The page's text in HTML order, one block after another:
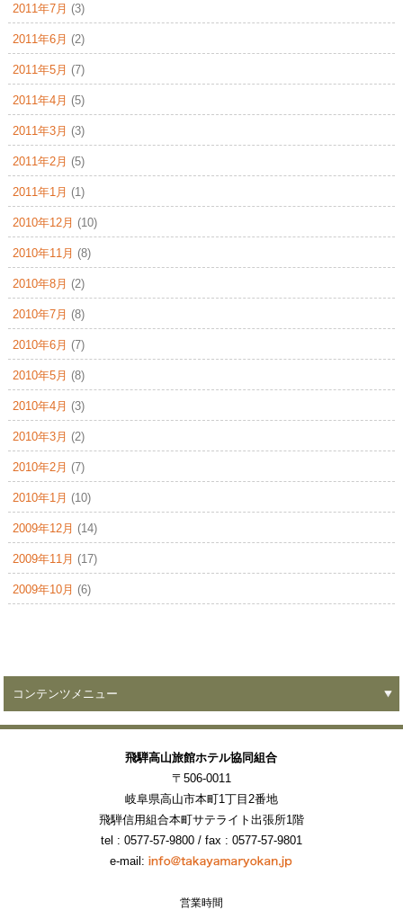
2011年7月 (3)
2011年6月 (2)
2011年5月 (7)
2011年4月 (5)
2011年3月 (3)
2011年2月 (5)
2011年1月 (1)
2010年12月 (10)
2010年11月 (8)
2010年8月 (2)
2010年7月 (8)
2010年6月 (7)
2010年5月 (8)
2010年4月 (3)
2010年3月 (2)
2010年2月 (7)
2010年1月 (10)
2009年12月 (14)
2009年11月 (17)
2009年10月 (6)
コンテンツメニュー
飛騨高山旅館ホテル協同組合
〒506-0011
岐阜県高山市本町1丁目2番地
飛騨信用組合本町サテライト出張所1階
tel : 0577-57-9800/ fax : 0577-57-9801
e-mail:
営業時間